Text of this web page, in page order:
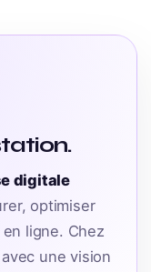
digitale
optimiser
ligne. Chez
une vision